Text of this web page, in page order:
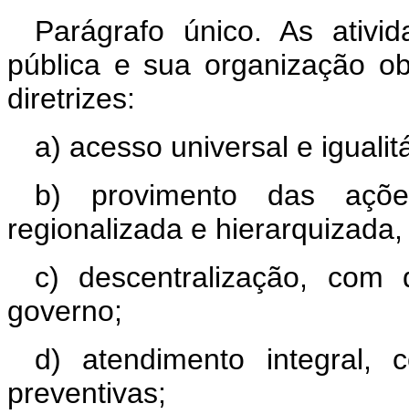
Parágrafo único. As
pública e sua organização
diretrizes:
a) acesso universal e
b) provimento das
regionalizada e
c) descentralização,
governo;
d) atendimento integral,
preventivas;